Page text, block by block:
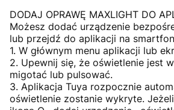
DODAJ OPRAWĘ MAXLIGHT DO
Możesz dodać urządzenie
lub przejdź do aplikacji na
1. W głównym menu aplikacji lub
2. Upewnij się, że oświetlenie jest
migotać lub pulsować.
3. Aplikacja Tuya rozpocznie
oświetlenie zostanie wykryte.